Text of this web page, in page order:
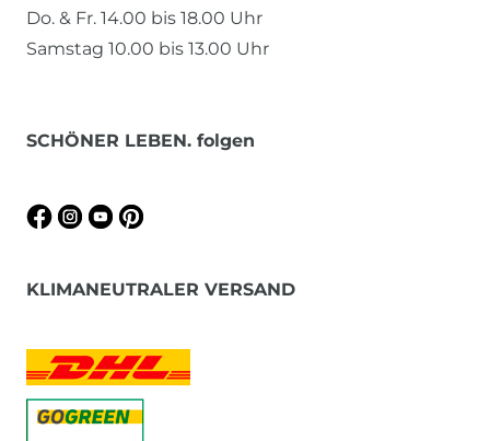
Do. & Fr. 14.00 bis 18.00 Uhr
Samstag 10.00 bis 13.00 Uhr
SCHÖNER LEBEN. folgen
KLIMANEUTRALER VERSAND